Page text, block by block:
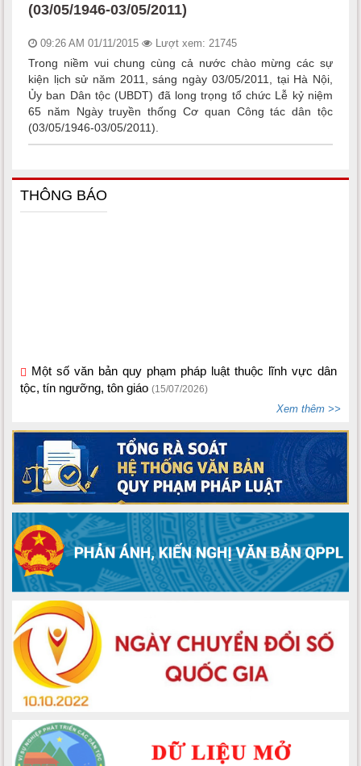
(03/05/1946-03/05/2011)
09:26 AM 01/11/2015 Lượt xem: 21745
Trong niềm vui chung cùng cả nước chào mừng các sự
kiện lịch sử năm 2011, sáng ngày 03/05/2011, tại Hà Nội,
Ủy ban Dân tộc (UBDT) đã long trọng tổ chức Lễ kỷ niệm
65 năm Ngày truyền thống Cơ quan Công tác dân tộc
(03/05/1946-03/05/2011).
THÔNG BÁO
tộc, tín ngưỡng, tôn giáo (15/07/2026)
Bộ Dân tộc và Tôn giáo ban hành Thông tư số
Xem thêm >>